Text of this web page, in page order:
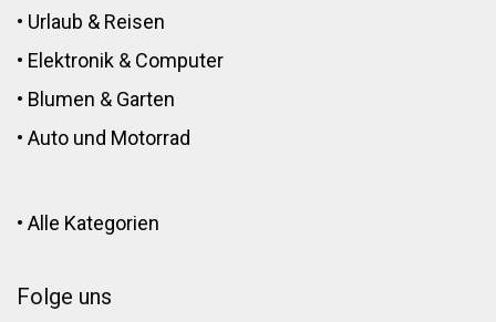
• Urlaub & Reisen
• Elektronik & Computer
• Blumen & Garten
• Auto und Motorrad
• Alle Kategorien
Folge uns